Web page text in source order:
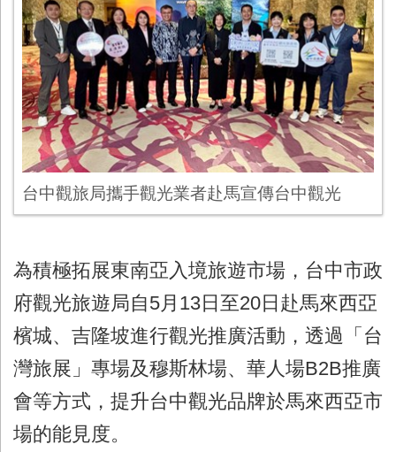
台中觀旅局攜手觀光業者赴馬宣傳台中觀光
為積極拓展東南亞入境旅遊市場，台中市政
府觀光旅遊局自5月13日至20日赴馬來西亞
檳城、吉隆坡進行觀光推廣活動，透過「台
灣旅展」專場及穆斯林場、華人場B2B推廣
會等方式，提升台中觀光品牌於馬來西亞市
場的能見度。